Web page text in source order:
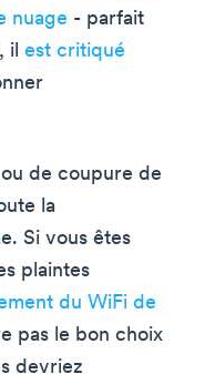
nuage - parfait
il est critiqué
de coupure de
la
Si vous êtes
plaintes
du WiFi de
pas le bon choix
devriez